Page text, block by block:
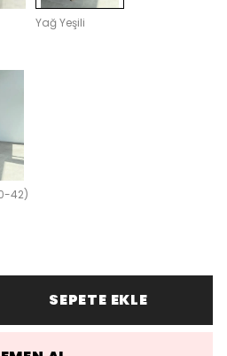
Yağ Yeşili
42)
SEPETE EKLE